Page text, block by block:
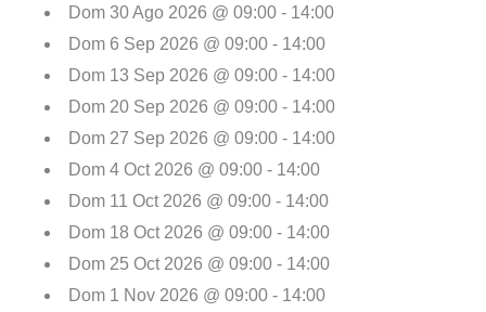
Dom 30 Ago 2026 @ 09:00 - 14:00
Dom 6 Sep 2026 @ 09:00 - 14:00
Dom 13 Sep 2026 @ 09:00 - 14:00
Dom 20 Sep 2026 @ 09:00 - 14:00
Dom 27 Sep 2026 @ 09:00 - 14:00
Dom 4 Oct 2026 @ 09:00 - 14:00
Dom 11 Oct 2026 @ 09:00 - 14:00
Dom 18 Oct 2026 @ 09:00 - 14:00
Dom 25 Oct 2026 @ 09:00 - 14:00
Dom 1 Nov 2026 @ 09:00 - 14:00